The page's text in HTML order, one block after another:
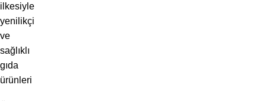
ilkesiyle
yenilikçi
ve
sağlıklı
gıda
ürünleri